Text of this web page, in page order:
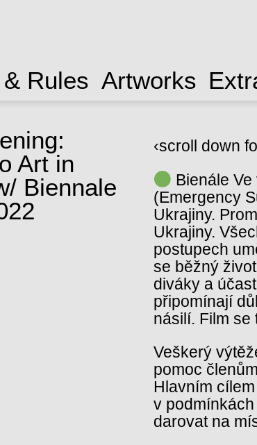
Rules Artworks
Art in
Biennale
‹scroll down
Bienále
(Emergency
Ukrajiny.
Ukrajiny.
postupech
se běžný
diváky a
připomínají
násilí. Film se
Veškerý
pomoc
Hlavním
v
darovat na